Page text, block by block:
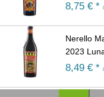
8,75 € *
Nerello
2023
8,49 € *